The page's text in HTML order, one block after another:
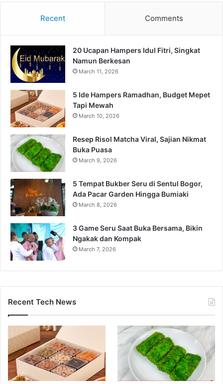
Recent Comments
20 Ucapan Hampers Idul Fitri, Singkat
Namun Berkesan
March 11, 2026
5 Ide Hampers Ramadhan, Budget Mepet
Tapi Mewah
March 10, 2026
Resep Risol Matcha Viral, Sajian Nikmat
Buka Puasa
March 9, 2026
5 Tempat Bukber Seru di Sentul Bogor,
Ada Pacar Garden Hingga Bumiaki
March 8, 2026
3 Game Seru Saat Buka Bersama, Bikin
Ngakak dan Kompak
March 7, 2026
Recent Tech News